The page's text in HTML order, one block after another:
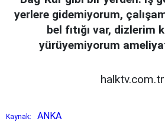
yerlere gidemiyorum,
bel fıtığı var, dizlerim
yürüyemiyorum
halktv.com.tr
Kaynak: ANKA